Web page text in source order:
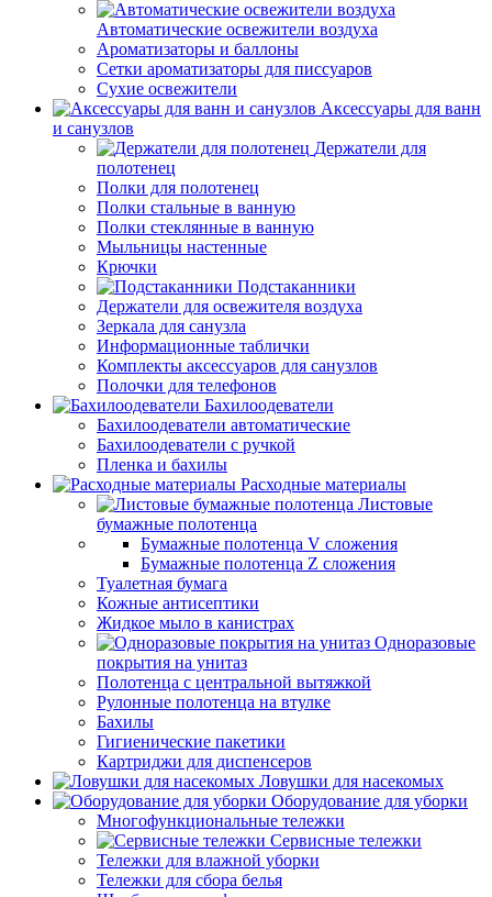
Автоматические освежители воздуха
Ароматизаторы и баллоны
Сетки ароматизаторы для писсуаров
Сухие освежители
Аксессуары для ванн
и санузлов
Держатели для
полотенец
Полки для полотенец
Полки стальные в ванную
Полки стеклянные в ванную
Мыльницы настенные
Крючки
Подстаканники
Держатели для освежителя воздуха
Зеркала для санузла
Информационные таблички
Комплекты аксессуаров для санузлов
Полочки для телефонов
Бахилоодеватели
Бахилоодеватели автоматические
Бахилоодеватели с ручкой
Пленка и бахилы
Расходные материалы
Листовые
бумажные полотенца
Бумажные полотенца V сложения
Бумажные полотенца Z сложения
Туалетная бумага
Кожные антисептики
Жидкое мыло в канистрах
Одноразовые
покрытия на унитаз
Полотенца с центральной вытяжкой
Рулонные полотенца на втулке
Бахилы
Гигиенические пакетики
Картриджи для диспенсеров
Ловушки для насекомых
Оборудование для уборки
Многофункциональные тележки
Сервисные тележки
Тележки для влажной уборки
Тележки для сбора белья